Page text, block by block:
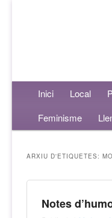
Menú principalAneu al contingut
Aneu al
Inici Local
Feminisme
ARXIU D'ETIQUETES:
Notes